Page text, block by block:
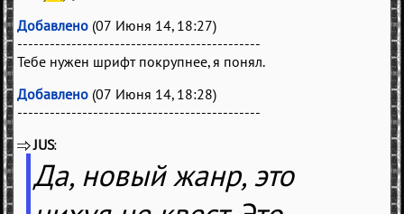
Добавлено (07 Июня 14, 18:27)
---------------------------------------------
Тебе нужен шрифт покрупнее, я понял.
Добавлено (07 Июня 14, 18:28)
---------------------------------------------
JUS
Да, новый жанр, это